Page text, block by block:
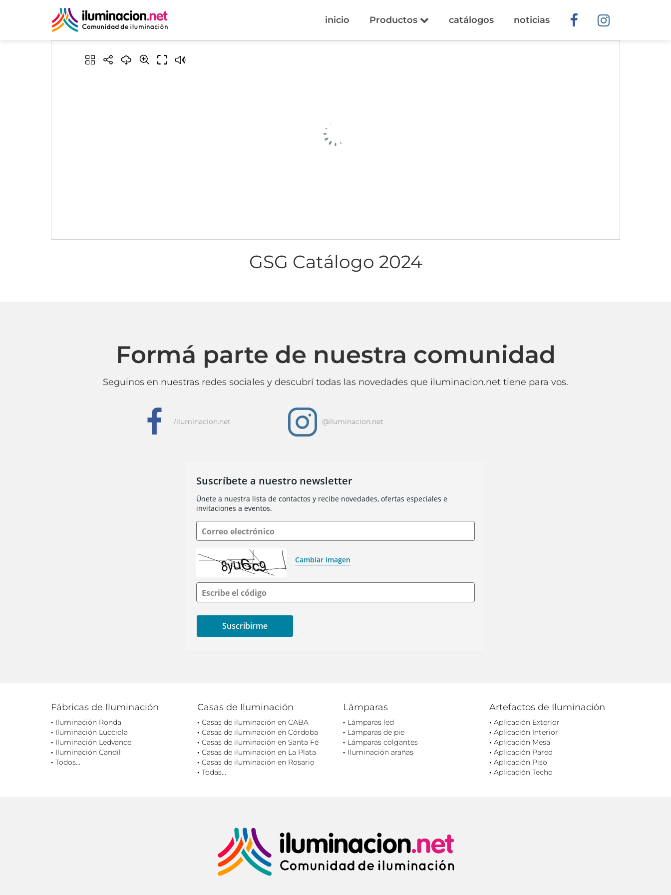
inicio Productos catálogos noticias
GSG Catálogo 2024
Formá parte de nuestra comunidad
Seguinos en nuestras redes sociales y descubrí todas las novedades que iluminacion.net tiene para vos.
f /iluminacion.net i @iluminacion.net
Suscríbete a nuestro newsletter
Únete a nuestra lista de contactos y recibe novedades, ofertas especiales e
invitaciones a eventos.
Correo electrónico
Cambiar imagen
Escribe el código
Fábricas de Iluminación
Iluminación Ronda
Iluminación Lucciola
Iluminación Ledvance
Iluminación Candil
Todos...
Casas de Iluminación
Casas de iluminación en CABA
Casas de iluminación en Córdoba
Casas de iluminación en Santa Fé
Casas de iluminación en La Plata
Casas de iluminación en Rosario
Todas...
Lámparas
Lámparas led
Lámparas de pie
Lámparas colgantes
Iluminación arañas
Artefactos de Iluminación
Aplicación Exterior
Aplicación Interior
Aplicación Mesa
Aplicación Pared
Aplicación Piso
Aplicación Techo